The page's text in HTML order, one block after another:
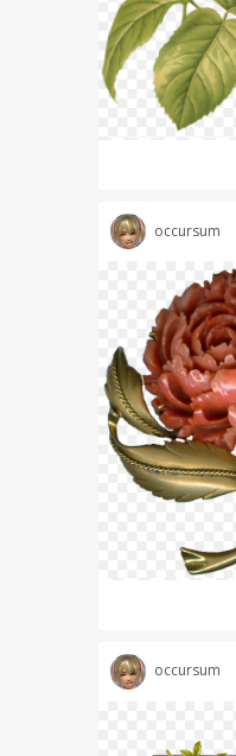
occursum
occursum